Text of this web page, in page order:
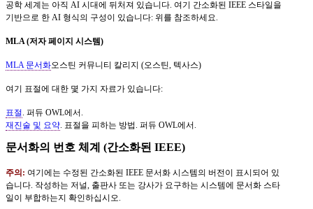
공학 세계는 아직 AI 시대에 뒤처져 있습니다. 여기 간소화된 IEEE 스타일을
기반으로 한 AI 형식의 구성이 있습니다: 위를 참조하세요.
MLA (저자 페이지 시스템)
MLA 문서화오스틴 커뮤니티 칼리지 (오스틴, 텍사스)
여기 표절에 대한 몇 가지 자료가 있습니다:
표절 . 퍼듀 OWL에서.
재진술 및 요약. 표절을 피하는 방법. 퍼듀 OWL에서.
문서화의 번호 체계 (간소화된 IEEE)
주의: 여기에는 수정된 간소화된 IEEE 문서화 시스템의 버전이 표시되어 있
습니다. 작성하는 저널, 출판사 또는 강사가 요구하는 시스템에 문서화 스타
일이 부합하는지 확인하십시오.